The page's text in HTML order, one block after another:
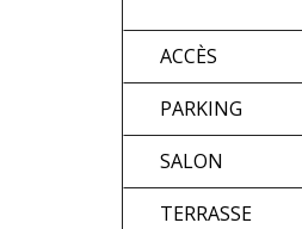
ACCÈS
PARKING
SALON
TERRASSE